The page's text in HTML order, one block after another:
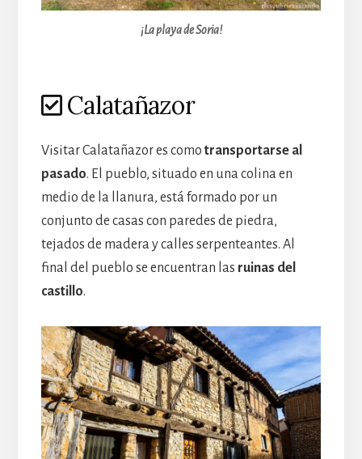
¡La playa de Soria!
Calatañazor
Visitar Calatañazor es como transportarse al
pasado. El pueblo, situado en una colina en
medio de la llanura, está formado por un
conjunto de casas con paredes de piedra,
tejados de madera y calles serpenteantes. Al
final del pueblo se encuentran las ruinas del
castillo.